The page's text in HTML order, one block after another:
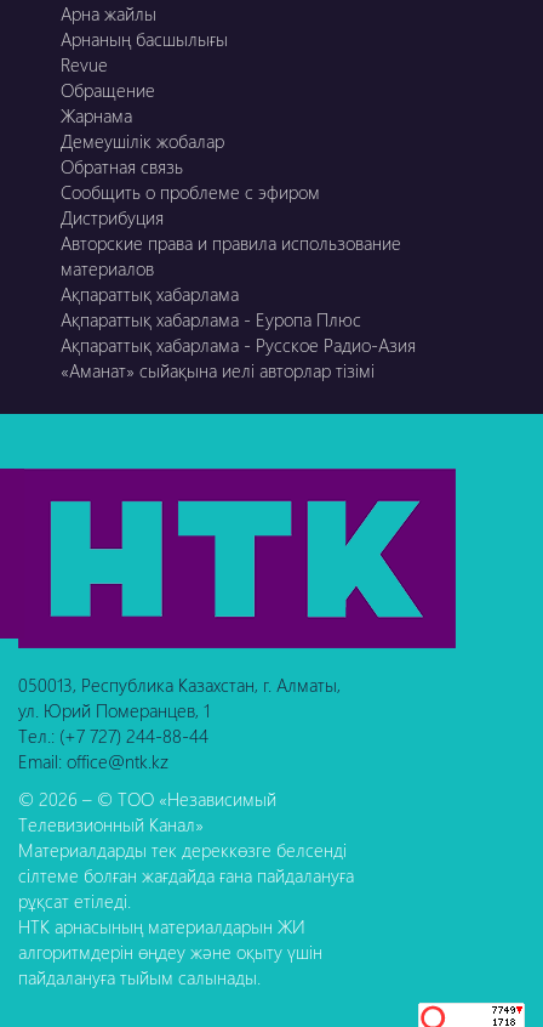
Арна жайлы
Арнаның басшылығы
Revue
Обращение
Жарнама
Демеушілік жобалар
Обратная связь
Сообщить о проблеме с эфиром
Дистрибуция
Авторские права и правила использование
материалов
Ақпараттық хабарлама
Ақпараттық хабарлама - Еуропа Плюс
Ақпараттық хабарлама - Русское Радио-Азия
«Аманат» сыйақына иелі авторлар тізімі
050013, Республика Казахстан, г. Алматы,
ул. Юрий Померанцев, 1
Тел.: (+7 727) 244-88-44
Email: office@ntk.kz
© 2026 – © ТОО «Независимый
Телевизионный Канал»
Материалдарды тек дереккөзге белсенді
сілтеме болған жағдайда ғана пайдалануға
рұқсат етіледі.
НТК арнасының материалдарын ЖИ
алгоритмдерін өңдеу және оқыту үшін
пайдалануға тыйым салынады.